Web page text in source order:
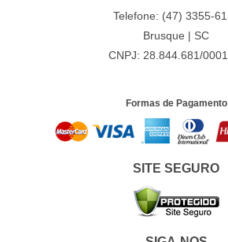
Telefone: (47) 3355-
Brusque | SC
CNPJ: 28.844.681/
Formas de Pagamento
SITE SEGURO